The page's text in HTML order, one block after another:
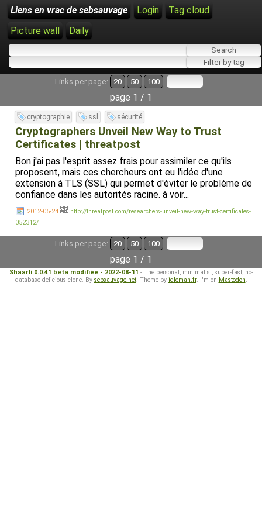
Liens en vrac de sebsauvage Login
Tag cloud
Picture wall
Daily
Links per page: 20 50 100
page 1 / 1
cryptographie ssl sécurité
Cryptographers Unveil New Way to Trust
Certificates | threatpost
Bon j'ai pas l'esprit assez frais pour assimiler ce qu'ils
proposent, mais ces chercheurs ont eu l'idée d'une
extension à TLS (SSL) qui permet d'éviter le problème de
confiance dans les autorités racine. à voir...
2012-05-24
http://threatpost.com/researchers-unveil-new-way-trust-certificates-
052312/
Links per page: 20 50 100
page 1 / 1
Shaarli 0.0.41 beta modifiée - 2022-08-11 - The personal, minimalist, super-fast, no-
database delicious clone. By sebsauvage.net. Theme by idleman.fr. I'm on Mastodon.